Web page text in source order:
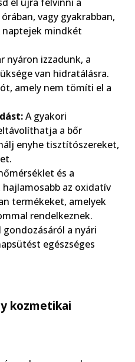
vagy gyakrabban,
naptejek mindkét
nyáron izzadunk, a
van hidratálásra.
amely nem tömíti el a
A gyakori
a bőr
enyhe tisztítószereket,
és a
az oxidatív
termékeket, amelyek
rendelkeznek.
a nyári
egészséges
kozmetikai